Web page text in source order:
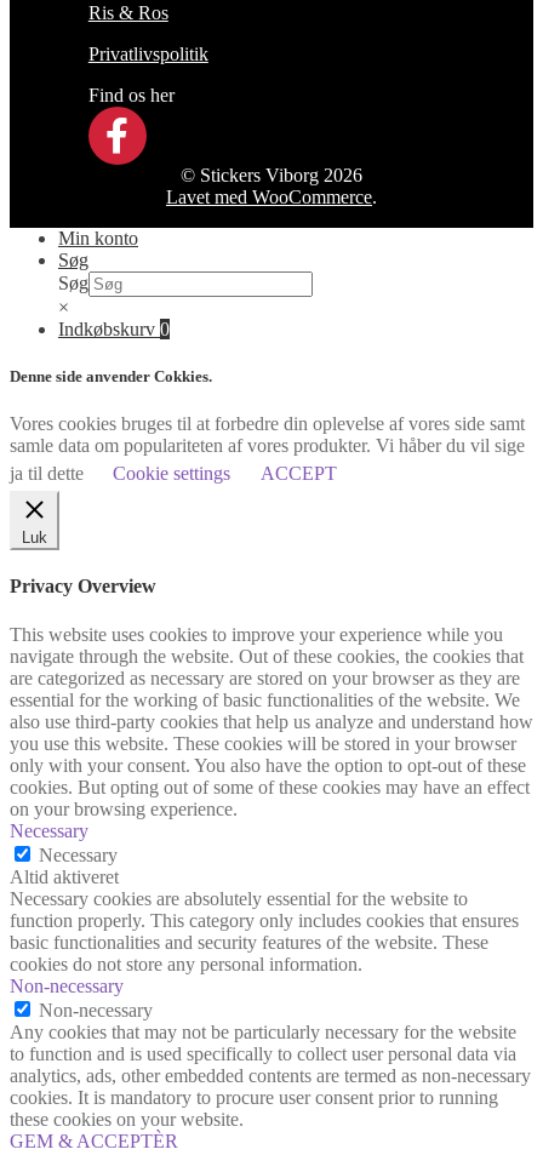
Ris & Ros
Privatlivspolitik
Find os her
© Stickers Viborg 2026
Lavet med WooCommerce.
Min konto
Søg
Søg
×
Indkøbskurv 0
Denne side anvender Cokkies.
Vores cookies bruges til at forbedre din oplevelse af vores side samt
samle data om populariteten af vores produkter. Vi håber du vil sige
ja til dette
Cookie settings ACCEPT
Luk
Privacy Overview
This website uses cookies to improve your experience while you
navigate through the website. Out of these cookies, the cookies that
are categorized as necessary are stored on your browser as they are
essential for the working of basic functionalities of the website. We
also use third-party cookies that help us analyze and understand how
you use this website. These cookies will be stored in your browser
only with your consent. You also have the option to opt-out of these
cookies. But opting out of some of these cookies may have an effect
on your browsing experience.
Necessary
Necessary
Altid aktiveret
Necessary cookies are absolutely essential for the website to
function properly. This category only includes cookies that ensures
basic functionalities and security features of the website. These
cookies do not store any personal information.
Non-necessary
Non-necessary
Any cookies that may not be particularly necessary for the website
to function and is used specifically to collect user personal data via
analytics, ads, other embedded contents are termed as non-necessary
cookies. It is mandatory to procure user consent prior to running
these cookies on your website.
GEM & ACCEPTÈR